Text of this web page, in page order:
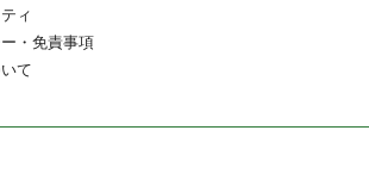
ィ
・免責事項
て